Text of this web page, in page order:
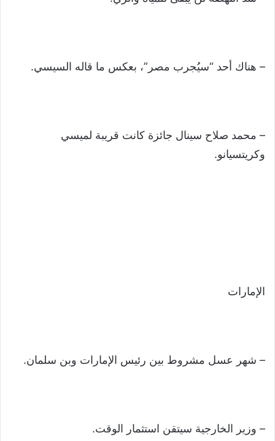
– هناك أحد “سيُجرب مصر”، بعكس ما قاله السيسي.
– محمد صلاح سينال جائزة كانت قريبة لميسي
وكريتسيانو.
الإمارات
– شهر عسل مشروط بين رئيس الإمارات وبن سلمان.
– وزير الخارجية سيتقن استثمار الوقت.